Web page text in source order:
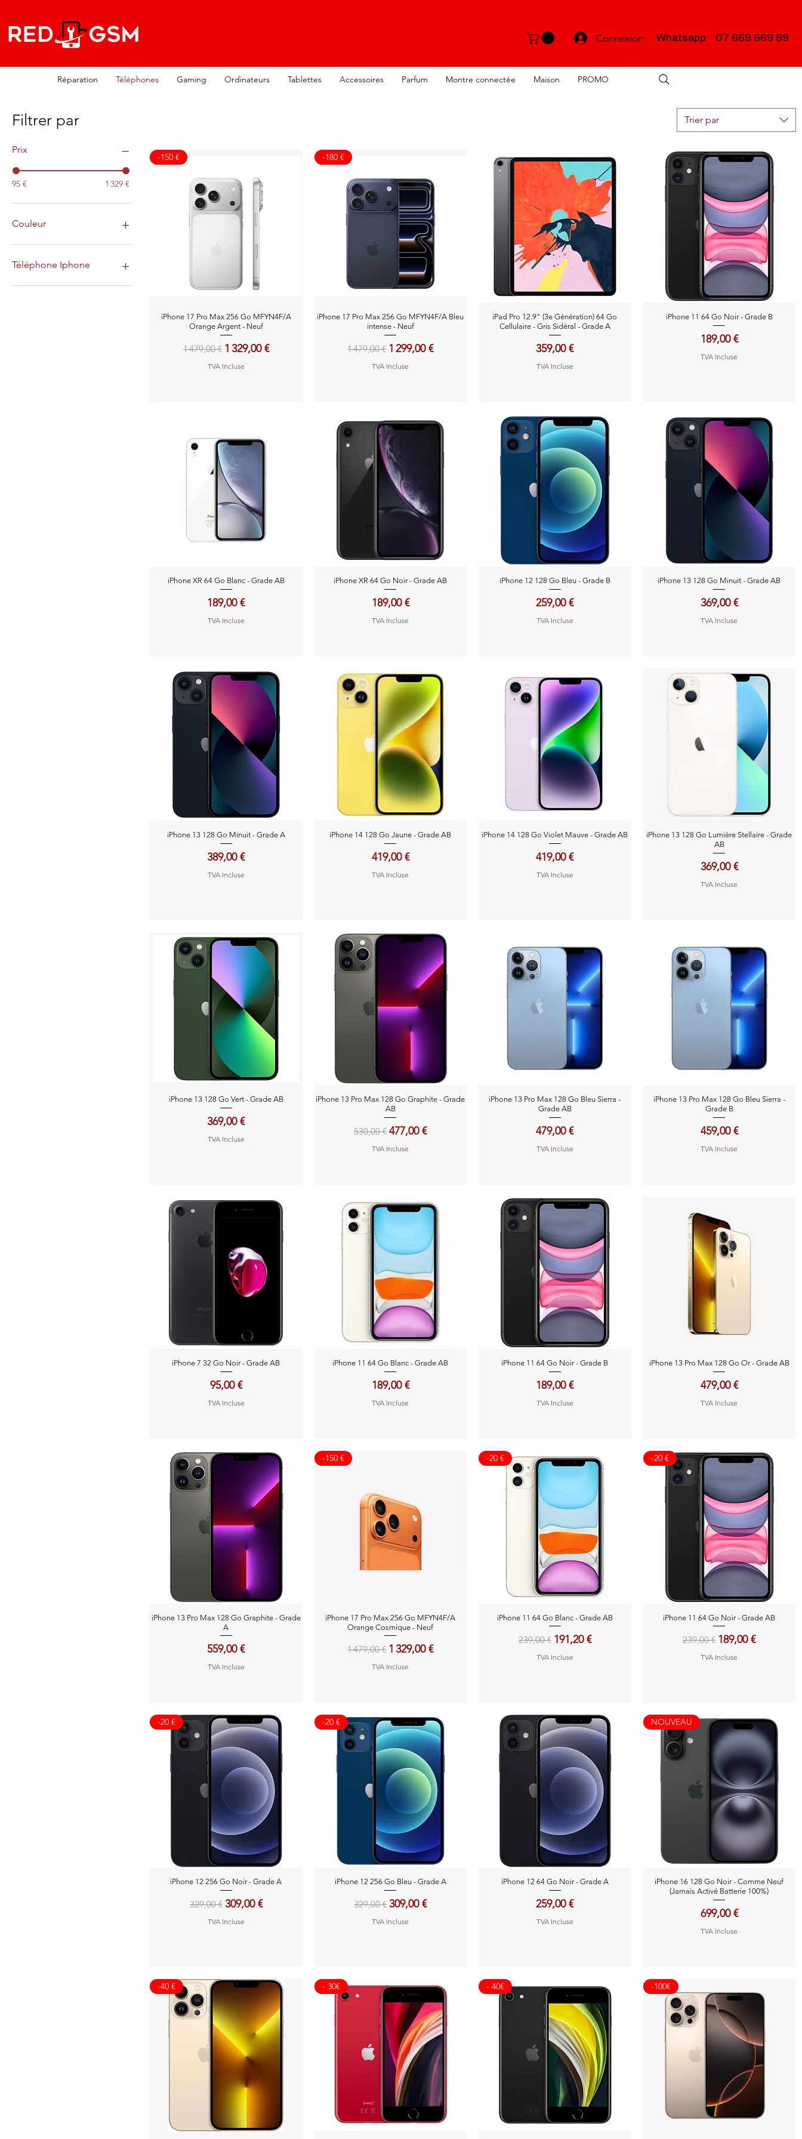
Connexion Whatsapp 07 669 669 89
Réparation Téléphones Gaming Ordinateurs Tablettes Accessoires Parfum Montre connectée Maison PROMO
Filtrer par
Prix
95 € 1 329 €
Couleur
Titane blanc
Titane naturel
Titane sable
Téléphone Iphone
Téléphone Neuf
Trier par
Aperçu rapide
-150 €
iPhone 17 Pro Max 256 Go MFYN4F/A
Orange Argent - Neuf
Prix original
1 479,00 € Prix promotionnel
1 329,00 €
TVA Incluse
Aperçu rapide
-180 €
iPhone 17 Pro Max 256 Go MFYN4F/A Bleu
intense - Neuf
Prix original
1 479,00 € Prix promotionnel
1 299,00 €
TVA Incluse
Aperçu rapide
iPad Pro 12.9" (3e Génération) 64 Go
Cellulaire - Gris Sidéral - Grade A
Prix
359,00 €
TVA Incluse
Aperçu rapide
iPhone 11 64 Go Noir - Grade B
Prix
189,00 €
TVA Incluse
Aperçu rapide
iPhone XR 64 Go Blanc - Grade AB
Prix
189,00 €
TVA Incluse
Aperçu rapide
iPhone XR 64 Go Noir - Grade AB
Prix
189,00 €
TVA Incluse
Aperçu rapide
iPhone 12 128 Go Bleu - Grade B
Prix
259,00 €
TVA Incluse
Aperçu rapide
iPhone 13 128 Go Minuit - Grade AB
Prix
369,00 €
TVA Incluse
Aperçu rapide
iPhone 13 128 Go Minuit - Grade A
Prix
389,00 €
TVA Incluse
Aperçu rapide
iPhone 14 128 Go Jaune - Grade AB
Prix
419,00 €
TVA Incluse
Aperçu rapide
iPhone 14 128 Go Violet Mauve - Grade AB
Prix
419,00 €
TVA Incluse
Aperçu rapide
iPhone 13 128 Go Lumière Stellaire - Grade
AB
Prix
369,00 €
TVA Incluse
Aperçu rapide
iPhone 13 128 Go Vert - Grade AB
Prix
369,00 €
TVA Incluse
Aperçu rapide
iPhone 13 Pro Max 128 Go Graphite - Grade
AB
Prix original
530,00 €Prix promotionnel
477,00 €
TVA Incluse
Aperçu rapide
iPhone 13 Pro Max 128 Go Bleu Sierra -
Grade AB
Prix
479,00 €
TVA Incluse
Aperçu rapide
iPhone 13 Pro Max 128 Go Bleu Sierra -
Grade B
Prix
459,00 €
TVA Incluse
Aperçu rapide
iPhone 7 32 Go Noir - Grade AB
Prix
95,00 €
TVA Incluse
Aperçu rapide
iPhone 11 64 Go Blanc - Grade AB
Prix
189,00 €
TVA Incluse
Aperçu rapide
iPhone 11 64 Go Noir - Grade B
Prix
189,00 €
TVA Incluse
Aperçu rapide
iPhone 13 Pro Max 128 Go Or - Grade AB
Prix
479,00 €
TVA Incluse
Aperçu rapide
iPhone 13 Pro Max 128 Go Graphite - Grade
A
Prix
559,00 €
TVA Incluse
Aperçu rapide
-150 €
iPhone 17 Pro Max 256 Go MFYN4F/A
Orange Cosmique - Neuf
Prix original
1 479,00 € Prix promotionnel
1 329,00 €
TVA Incluse
Aperçu rapide
-20 €
iPhone 11 64 Go Blanc - Grade AB
Prix original
239,00 € Prix promotionnel
191,20 €
TVA Incluse
Aperçu rapide
-20 €
iPhone 11 64 Go Noir - Grade AB
Prix original
239,00 € Prix
189,00 €
TVA Incluse
Aperçu rapide
-20 €
iPhone 12 256 Go Noir - Grade A
Prix original
329,00 € Prix promotionnel
309,00 €
TVA Incluse
Aperçu rapide
-20 €
iPhone 12 256 Go Bleu - Grade A
Prix original
329,00 € Prix promotionnel
309,00 €
TVA Incluse
Aperçu rapide
iPhone 12 64 Go Noir - Grade A
Prix
259,00 €
TVA Incluse
Aperçu rapide
NOUVEAU
iPhone 16 128 Go Noir - Comme Neuf
(Jamais Activé Batterie 100%)
Prix
699,00 €
TVA Incluse
-40 € - 30€ - 40€ -100€